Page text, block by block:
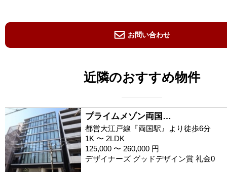
お問い合わせ
近隣のおすすめ物件
プライムメゾン両国…
都営大江戸線『両国駅』より徒歩6分
1K 〜 2LDK
125,000 〜 260,000 円
デザイナーズ グッドデザイン賞 礼金0